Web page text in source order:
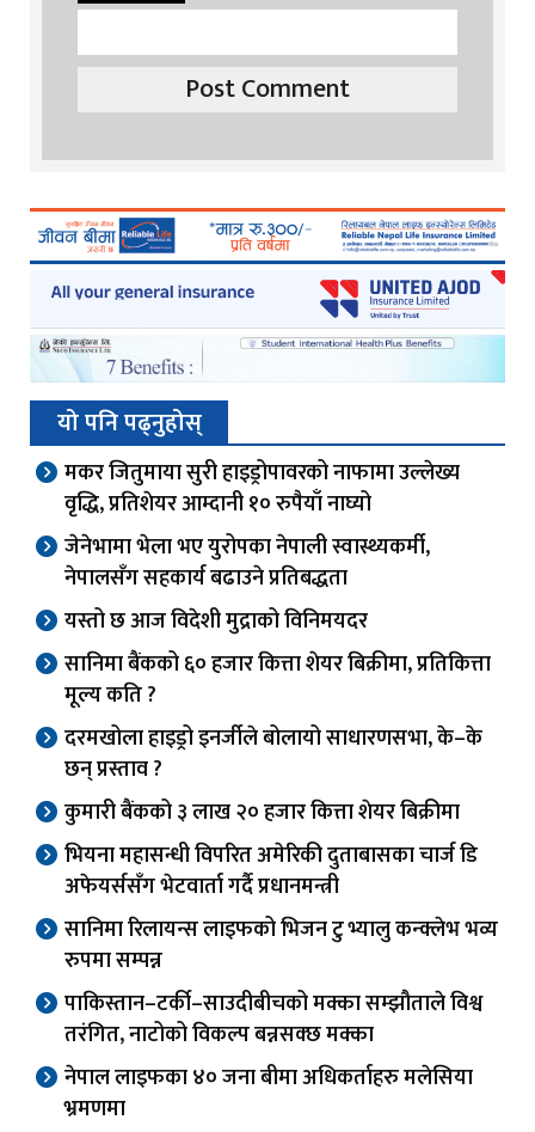
यो पनि पढ्नुहोस्
मकर जितुमाया सुरी हाइड्रोपावरको नाफामा उल्लेख्य
वृद्धि, प्रतिशेयर आम्दानी १० रुपैयाँ नाघ्यो
जेनेभामा भेला भए युरोपका नेपाली स्वास्थ्यकर्मी,
नेपालसँग सहकार्य बढाउने प्रतिबद्धता
यस्तो छ आज विदेशी मुद्राको विनिमयदर
सानिमा बैंकको ६० हजार कित्ता शेयर बिक्रीमा, प्रतिकित्ता
मूल्य कति ?
दरमखोला हाइड्रो इनर्जीले बोलायो साधारणसभा, के–के
छन् प्रस्ताव ?
कुमारी बैंकको ३ लाख २० हजार कित्ता शेयर बिक्रीमा
भियना महासन्धी विपरित अमेरिकी दुताबासका चार्ज डि
अफेयर्ससँग भेटवार्ता गर्दै प्रधानमन्त्री
सानिमा रिलायन्स लाइफको भिजन टु भ्यालु कन्क्लेभ भव्य
रुपमा सम्पन्न
पाकिस्तान–टर्की–साउदीबीचको मक्का सम्झौताले विश्व
तरंगित, नाटोको विकल्प बन्नसक्छ मक्का
नेपाल लाइफका ४० जना बीमा अधिकर्ताहरु मलेसिया
भ्रमणमा